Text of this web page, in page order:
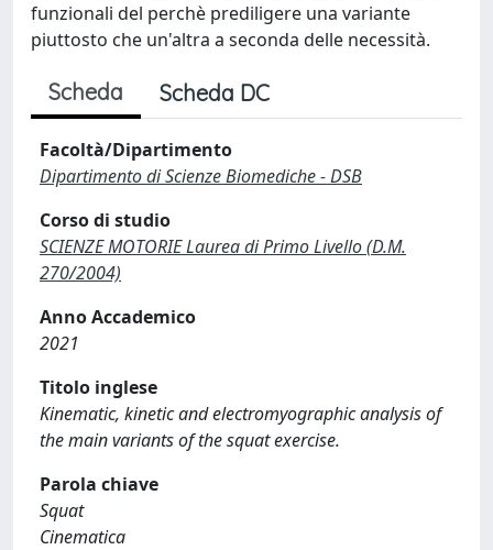
funzionali del perchè prediligere una variante
piuttosto che un'altra a seconda delle necessità.
Scheda Scheda DC
Facoltà/Dipartimento
Dipartimento di Scienze Biomediche - DSB
Corso di studio
SCIENZE MOTORIE Laurea di Primo Livello (D.M.
270/2004)
Anno Accademico
2021
Titolo inglese
Kinematic, kinetic and electromyographic analysis of
the main variants of the squat exercise.
Parola chiave
Squat
Cinematica